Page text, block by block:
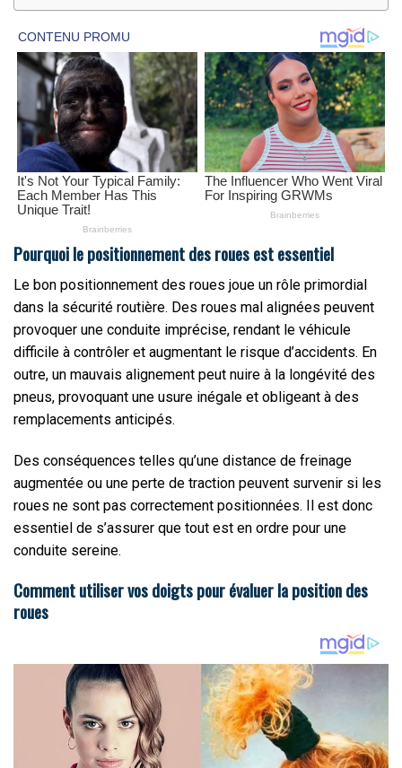
Pourquoi le positionnement des roues est essentiel
Le bon positionnement des roues joue un rôle primordial
dans la sécurité routière. Des roues mal alignées peuvent
provoquer une conduite imprécise, rendant le véhicule
difficile à contrôler et augmentant le risque d’accidents. En
outre, un mauvais alignement peut nuire à la longévité des
pneus, provoquant une usure inégale et obligeant à des
remplacements anticipés.
Des conséquences telles qu’une distance de freinage
augmentée ou une perte de traction peuvent survenir si les
roues ne sont pas correctement positionnées. Il est donc
essentiel de s’assurer que tout est en ordre pour une
conduite sereine.
Comment utiliser vos doigts pour évaluer la position des
roues